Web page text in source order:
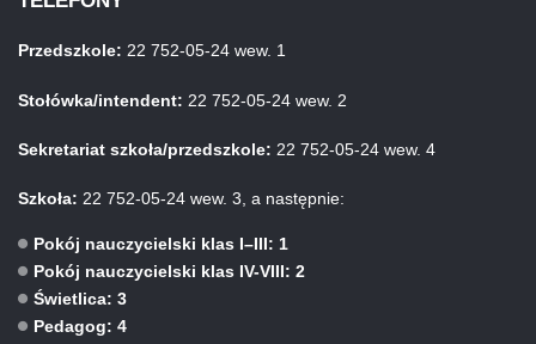
Przedszkole: 22 752-05-24 wew. 1
Stołówka/intendent: 22 752-05-24 wew. 2
Sekretariat szkoła/przedszkole: 22 752-05-24 wew. 4
Szkoła: 22 752-05-24 wew. 3, a następnie:
Pokój nauczycielski klas I–III: 1
Pokój nauczycielski klas IV-VIII: 2
Świetlica: 3
Pedagog: 4